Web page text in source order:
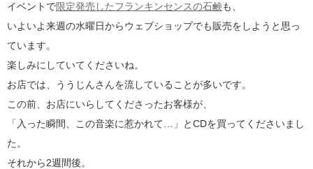
イベントで限定発売したフランキンセンスの石鹸も、
いよいよ来週の水曜日からウェブショップでも販売をしようと思っ
ています。
楽しみにしていてくださいね。
お店では、ううじんさんを流していることが多いです。
この前、お店にいらしてくださったお客様が、
「入った瞬間、この音楽に惹かれて…」とCDを買ってくださいまし
た。
それから2週間後。